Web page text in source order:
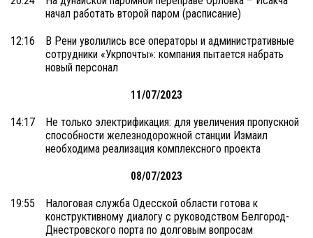
начал работать второй паром (расписание)
12:16
В Рени уволились все операторы и административные
сотрудники «Укрпочты»: компания пытается набрать
новый персонал
11/07/2023
14:17
Не только электрификация: для увеличения пропускной
способности железнодорожной станции Измаил
необходима реализация комплексного проекта
08/07/2023
19:55
Налоговая служба Одесской области готова к
конструктивному диалогу с руководством Белгород-
Днестровского порта по долговым вопросам